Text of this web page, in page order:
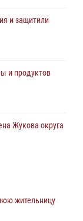
и защитили
и продуктов
Жукова округа
жительницу